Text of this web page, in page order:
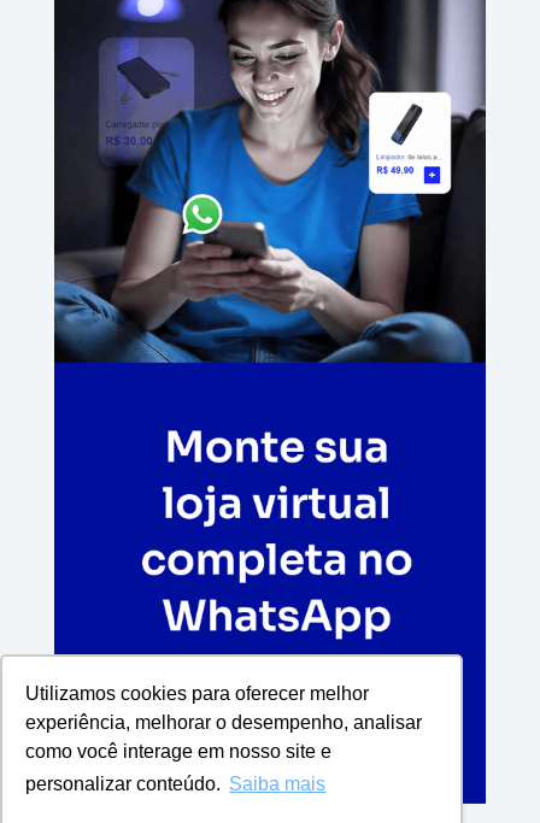
Utilizamos cookies para oferecer melhor
experiência, melhorar o desempenho, analisar
como você interage em nosso site e
personalizar conteúdo. Saiba mais